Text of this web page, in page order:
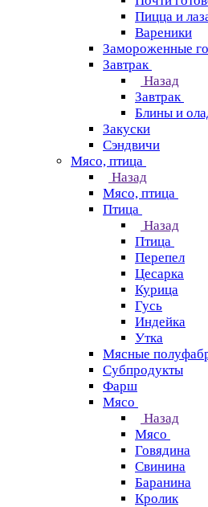
Пицца и
Вареники
Замороженные
Завтрак
Назад
Завтрак
Блины и
Закуски
Сэндвичи
Мясо, птица
Назад
Мясо, птица
Птица
Назад
Птица
Перепел
Цесарка
Курица
Гусь
Индейка
Утка
Мясные
Субпродукты
Фарш
Мясо
Назад
Мясо
Говядина
Свинина
Баранина
Кролик